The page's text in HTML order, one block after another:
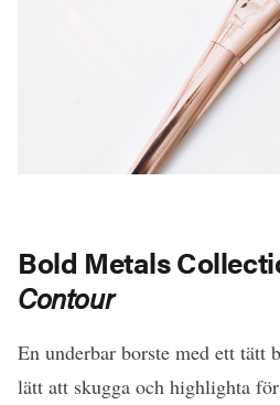
Bold Metals
Contour
En underbar borste med ett tätt
lätt att skugga och highlighta